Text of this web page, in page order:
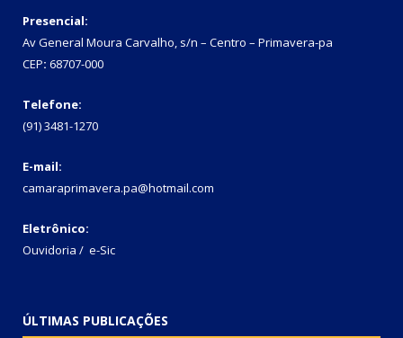
Presencial:
Av General Moura Carvalho, s/n – Centro – Primavera-pa
CEP: 68707-000
Telefone:
(91) 3481-1270
E-mail:
camaraprimavera.pa@hotmail.com
Eletrônico:
Ouvidoria / e-Sic
ÚLTIMAS PUBLICAÇÕES